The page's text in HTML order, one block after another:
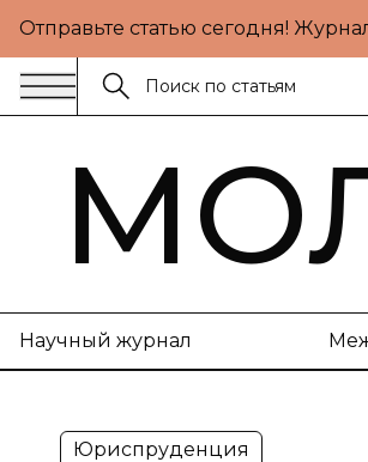
Отправьте статью сегодня!
Научный журнал
Юриспруденция